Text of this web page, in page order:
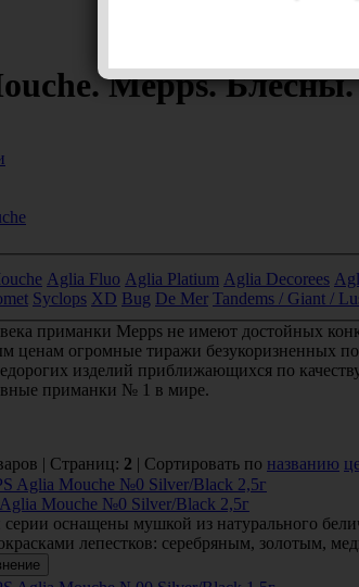
Mepps.
Aglia Fluo Aglia Platium Aglia Decorees
Syclops XD Bug De Mer Tandems / Giant /
приманки Mepps не имеют достойных
ценам огромные тиражи безукоризненных
изделий приближающихся по
приманки № 1 в мире.
| Страниц: 2 | Сортировать по названию
Aglia Mouche №0 Silver/Black 2,5г
оснащены мушкой из натурального
лепестков: серебряным, золотым,